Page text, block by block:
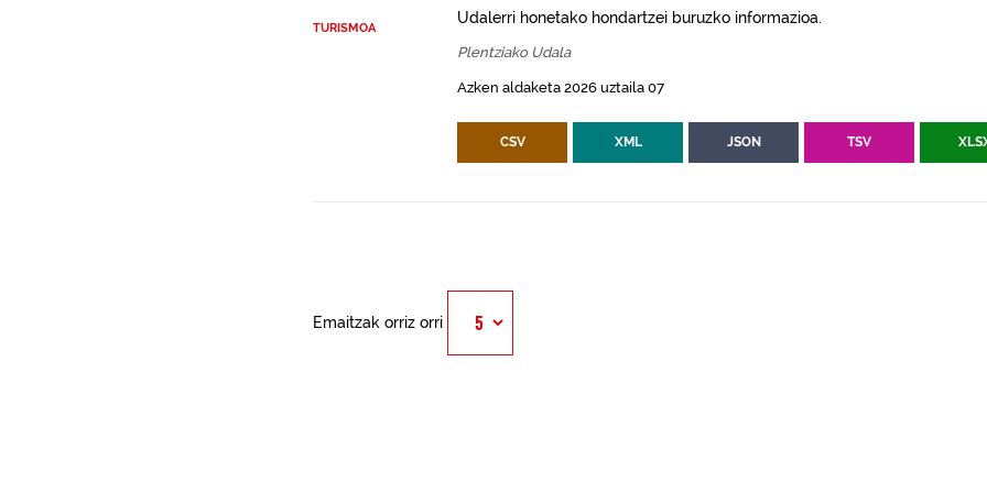
TURISMOA
Udalerri honetako hondartzei buruzko informazioa.
Plentziako Udala
Azken aldaketa 2026 uztaila 07
CSV XML JSON TSV
Emaitzak orriz orri